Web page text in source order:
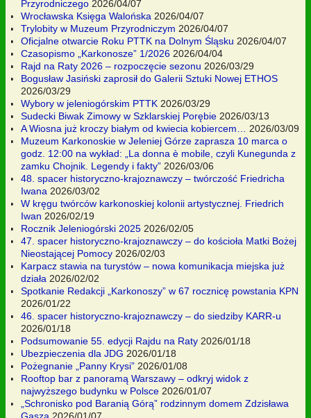
Przyrodniczego 2026/04/07
Wrocławska Księga Walońska 2026/04/07
Trylobity w Muzeum Przyrodniczym 2026/04/07
Oficjalne otwarcie Roku PTTK na Dolnym Śląsku 2026/04/07
Czasopismo „Karkonosze” 1/2026 2026/04/04
Rajd na Raty 2026 – rozpoczęcie sezonu 2026/03/29
Bogusław Jasiński zaprosił do Galerii Sztuki Nowej ETHOS
2026/03/29
Wybory w jeleniogórskim PTTK 2026/03/29
Sudecki Biwak Zimowy w Szklarskiej Porębie 2026/03/13
A Wiosna już kroczy białym od kwiecia kobiercem…
2026/03/09
Muzeum Karkonoskie w Jeleniej Górze zaprasza 10 marca o
godz. 12:00 na wykład: „La donna è mobile, czyli Kunegunda z
zamku Chojnik. Legendy i fakty” 2026/03/06
48. spacer historyczno-krajoznawczy – twórczość Friedricha
Iwana 2026/03/02
W kręgu twórców karkonoskiej kolonii artystycznej. Friedrich
Iwan 2026/02/19
Rocznik Jeleniogórski 2025 2026/02/05
47. spacer historyczno-krajoznawczy – do kościoła Matki Bożej
Nieostającej Pomocy 2026/02/03
Karpacz stawia na turystów – nowa komunikacja miejska już
działa 2026/02/02
Spotkanie Redakcji „Karkonoszy” w 67 rocznicę powstania KPN
2026/01/22
46. spacer historyczno-krajoznawczy – do siedziby KARR-u
2026/01/18
Podsumowanie 55. edycji Rajdu na Raty 2026/01/18
Ubezpieczenia dla JDG 2026/01/18
Pożegnanie „Panny Krysi” 2026/01/08
Rooftop bar z panoramą Warszawy – odkryj widok z
najwyższego budynku w Polsce 2026/01/07
„Schronisko pod Baranią Górą” rodzinnym domem Zdzisława
Gasza 2026/01/07